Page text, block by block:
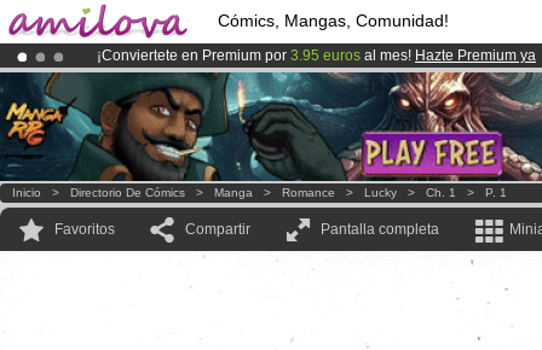
Cómics, Mangas, Comunidad!
¡Conviertete en Premium por 3.95 euros al mes! Hazte Premium ya
¡El Kickstarter Amilova está desormado lanzado!.
¡Ya tenemos 100000miembrosy 1000 Cómics y Mangas!.
Inicio > Directorio De Cómics > Manga > Romance > Lucky > Ch. 1 > P. 1
Favoritos Compartir Pantalla completa